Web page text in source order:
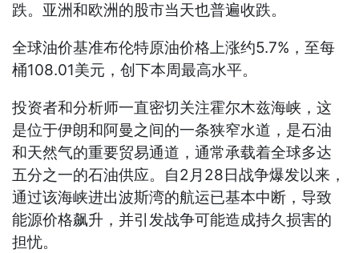
跌。亚洲和欧洲的股市当天也普遍收跌。
全球油价基准布伦特原油价格上涨约5.7%，至每
桶108.01美元，创下本周最高水平。
投资者和分析师一直密切关注霍尔木兹海峡，这
是位于伊朗和阿曼之间的一条狭窄水道，是石油
和天然气的重要贸易通道，通常承载着全球多达
五分之一的石油供应。自2月28日战争爆发以来，
通过该海峡进出波斯湾的航运已基本中断，导致
能源价格飙升，并引发战争可能造成持久损害的
担忧。